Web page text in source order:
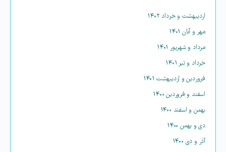
اردیبهشت و خرداد ۱۴۰۲
مهر و آبان ۱۴۰۱
مرداد و شهریور ۱۴۰۱
خرداد و تیر ۱۴۰۱
فروردین و اردیبهشت ۱۴۰۱
اسفند و فروردین ۱۴۰۰
بهمن و اسفند ۱۴۰۰
دی و بهمن ۱۴۰۰
آذر و دی ۱۴۰۰